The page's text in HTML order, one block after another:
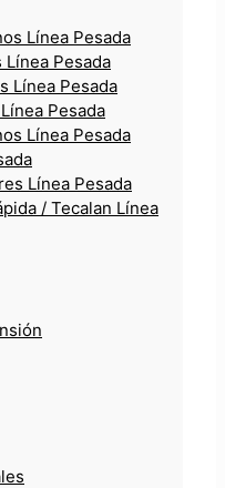
Línea Pesada
Pesada
Línea Pesada
Pesada
Línea Pesada
Línea Pesada
/ Tecalan Línea